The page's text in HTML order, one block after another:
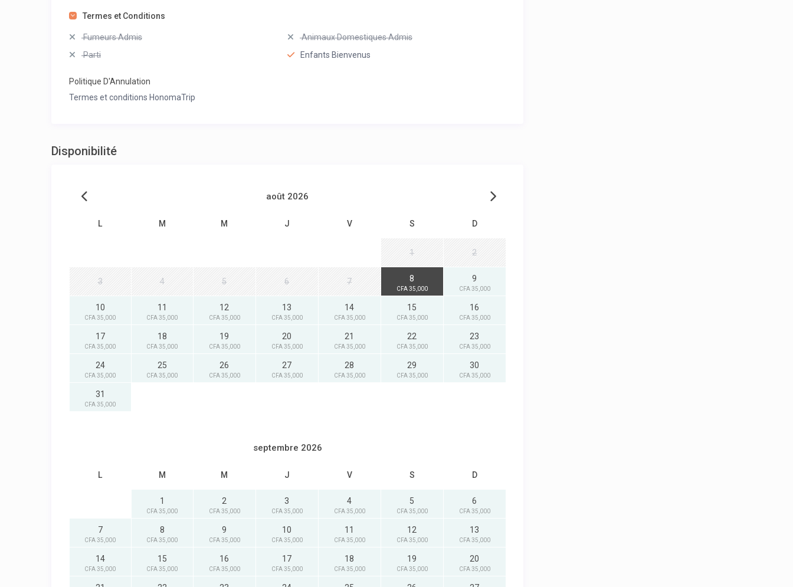
Termes et Conditions
Fumeurs Admis
Animaux Domestiques Admis
Parti
Enfants Bienvenus
Politique D'Annulation
Termes et conditions HonomaTrip
Disponibilité
août 2026
L M M J V S D
1 2
3 4 5 6 7 8
CFA 35,000
9
CFA 35,000
10
CFA 35,000
11
CFA 35,000
12
CFA 35,000
13
CFA 35,000
14
CFA 35,000
15
CFA 35,000
16
CFA 35,000
17
CFA 35,000
18
CFA 35,000
19
CFA 35,000
20
CFA 35,000
21
CFA 35,000
22
CFA 35,000
23
CFA 35,000
24
CFA 35,000
25
CFA 35,000
26
CFA 35,000
27
CFA 35,000
28
CFA 35,000
29
CFA 35,000
30
CFA 35,000
31
CFA 35,000
septembre 2026
L M M J V S D
1
CFA 35,000
2
CFA 35,000
3
CFA 35,000
4
CFA 35,000
5
CFA 35,000
6
CFA 35,000
7
CFA 35,000
8
CFA 35,000
9
CFA 35,000
10
CFA 35,000
11
CFA 35,000
12
CFA 35,000
13
CFA 35,000
14
CFA 35,000
15
CFA 35,000
16
CFA 35,000
17
CFA 35,000
18
CFA 35,000
19
CFA 35,000
20
CFA 35,000